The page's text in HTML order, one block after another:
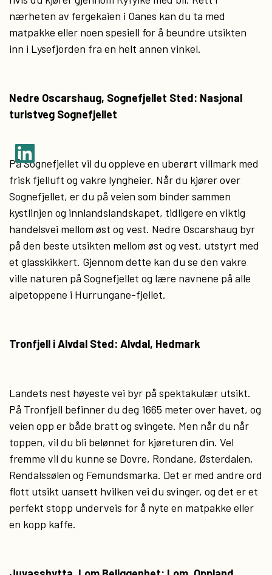
nærheten av fergekaien i Oanes kan du ta med
matpakke eller noen spesiell for å beundre utsikten
inn i Lysefjorden fra en helt annen vinkel.
Nedre Oscarshaug, Sognefjellet Sted: Nasjonal
turistveg Sognefjellet
På Sognefjellet vil du oppleve en uberørt villmark med
frisk fjelluft og vakre lyngheier. Når du kjører over
Sognefjellet, er du på veien som binder sammen
kystlinjen og innlandslandskapet, tidligere en viktig
handelsvei mellom øst og vest. Nedre Oscarshaug byr
på den beste utsikten mellom øst og vest, utstyrt med
et glasskikkert. Gjennom dette kan du se den vakre
ville naturen på Sognefjellet og lære navnene på alle
alpetoppene i Hurrungane-fjellet.
Tronfjell i Alvdal Sted: Alvdal, Hedmark
Landets nest høyeste vei byr på spektakulær utsikt.
På Tronfjell befinner du deg 1665 meter over havet, og
veien opp er både bratt og svingete. Men når du når
toppen, vil du bli belønnet for kjøreturen din. Vel
fremme vil du kunne se Dovre, Rondane, Østerdalen,
Rendalssølen og Femundsmarka. Det er med andre ord
flott utsikt uansett hvilken vei du svinger, og det er et
perfekt stopp underveis for å nyte en matpakke eller
en kopp kaffe.